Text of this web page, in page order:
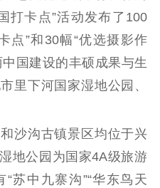
态
装
讲 研究阐释
科
知
成果集萃
资料下载
打卡点”活动发布了100
点”和30幅“优选摄影作
国建设的丰硕成果与生
里下河国家湿地公园、
沟古镇景区均位于兴
地公园为国家4A级旅游
苏中九寨沟”“华东鸟天